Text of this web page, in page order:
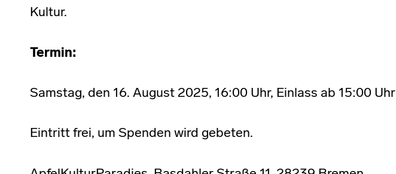
Kultur.
Termin:
Samstag, den 16. August 2025, 16:00 Uhr, Einlass ab 15:00 Uhr
Eintritt frei, um Spenden wird gebeten.